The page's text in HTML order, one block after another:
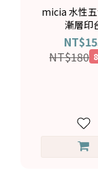
micia 水性
漸層印
NT$180